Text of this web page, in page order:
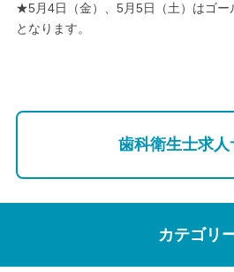
★5月4日（金）、5月5日（土）はゴー
となります。
歯科衛生士求人
カテゴリ